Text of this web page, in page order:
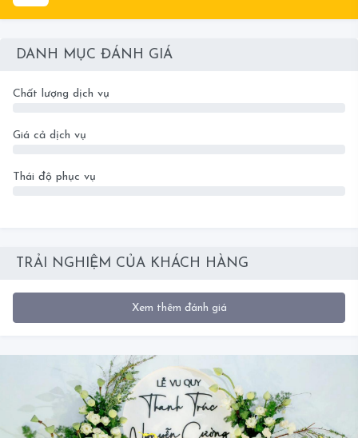
DANH MỤC ĐÁNH GIÁ
Chất lượng dịch vụ
Giá cả dịch vụ
Thái độ phục vụ
TRẢI NGHIỆM CỦA KHÁCH HÀNG
Xem thêm đánh giá